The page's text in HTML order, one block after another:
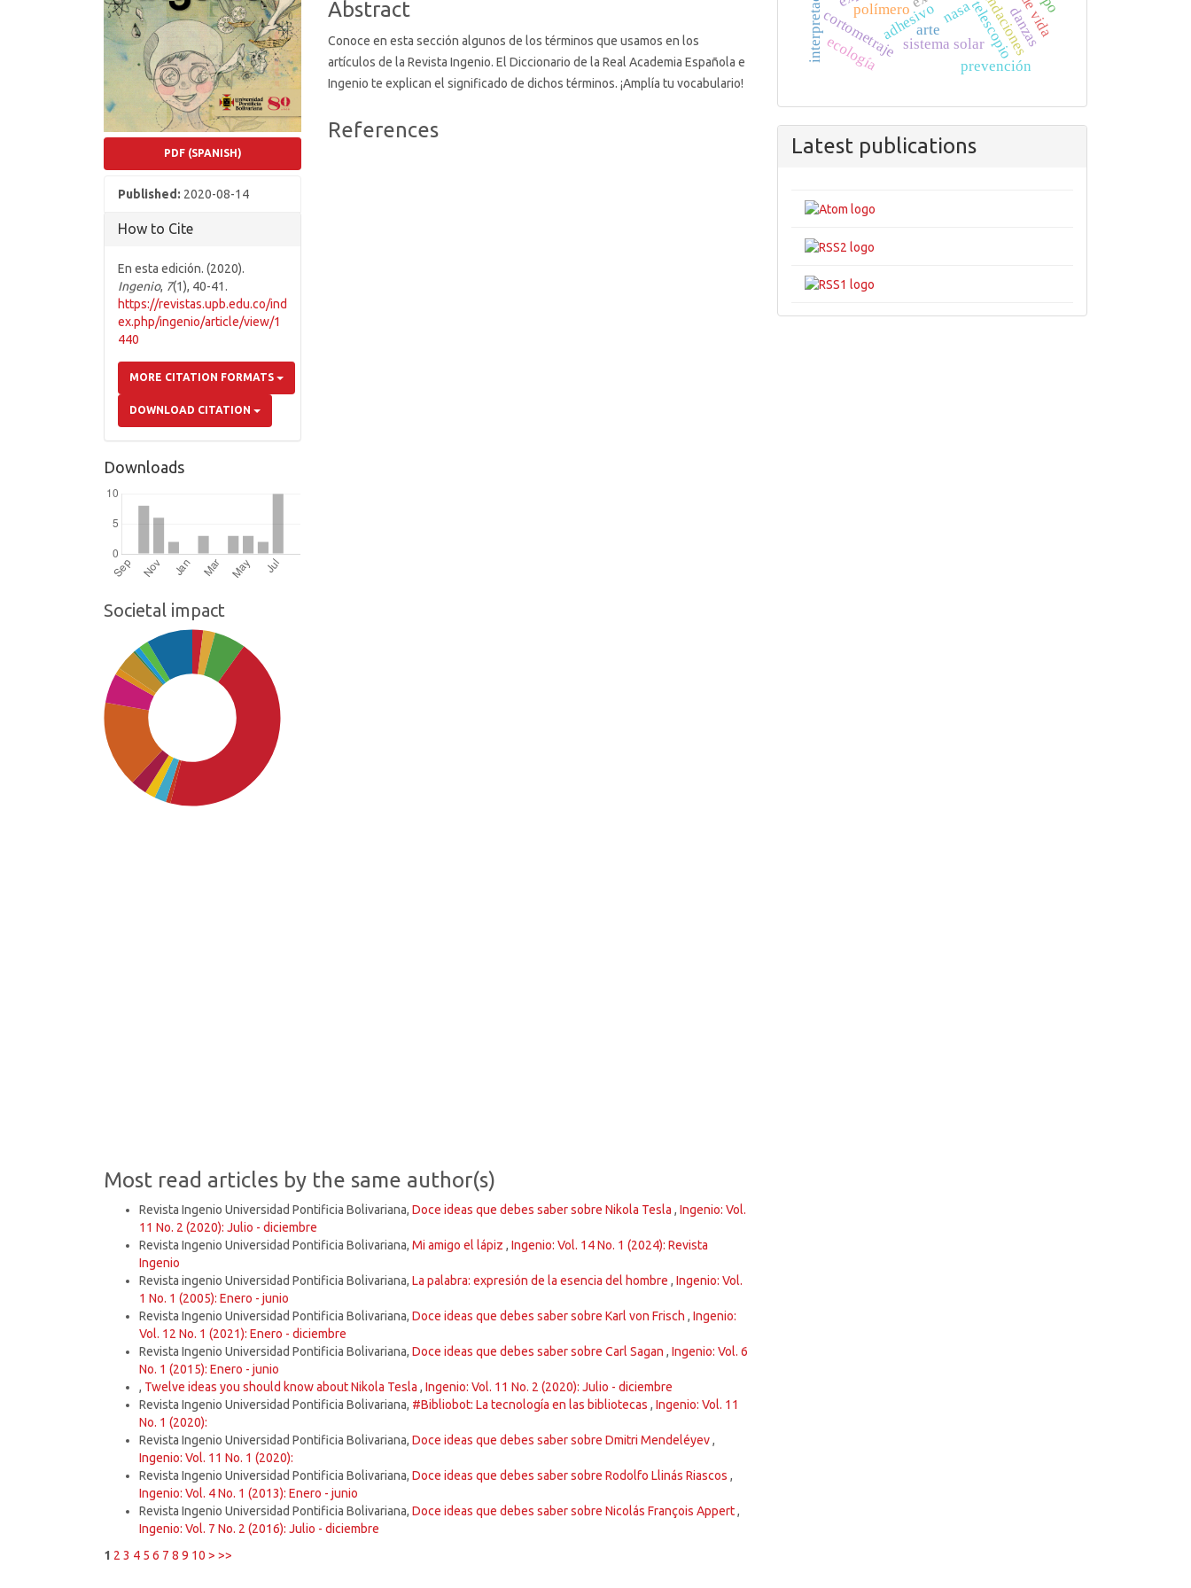
PDF (SPANISH)
Published: 2020-08-14
How to Cite
En esta edición. (2020).
Ingenio, 7(1), 40-41.
https://revistas.upb.edu.co/ind
ex.php/ingenio/article/view/1
440
MORE CITATION FORMATS
DOWNLOAD CITATION
Downloads
Societal impact
Abstract
Conoce en esta sección algunos de los términos que usamos en los
artículos de la Revista Ingenio. El Diccionario de la Real Academia Española e
Ingenio te explican el significado de dichos términos. ¡Amplía tu vocabulario!
Article
References
Most read articles by the same author(s)
Revista Ingenio Universidad Pontificia Bolivariana, Doce ideas que debes saber sobre Nikola Tesla , Ingenio: Vol.
11 No. 2 (2020): Julio - diciembre
Revista Ingenio Universidad Pontificia Bolivariana, Mi amigo el lápiz , Ingenio: Vol. 14 No. 1 (2024): Revista
Ingenio
Revista ingenio Universidad Pontificia Bolivariana, La palabra: expresión de la esencia del hombre , Ingenio: Vol.
1 No. 1 (2005): Enero - junio
Revista Ingenio Universidad Pontificia Bolivariana, Doce ideas que debes saber sobre Karl von Frisch , Ingenio:
Vol. 12 No. 1 (2021): Enero - diciembre
Revista Ingenio Universidad Pontificia Bolivariana, Doce ideas que debes saber sobre Carl Sagan , Ingenio: Vol. 6
No. 1 (2015): Enero - junio
, Twelve ideas you should know about Nikola Tesla , Ingenio: Vol. 11 No. 2 (2020): Julio - diciembre
Revista Ingenio Universidad Pontificia Bolivariana, #Bibliobot: La tecnología en las bibliotecas , Ingenio: Vol. 11
No. 1 (2020):
Revista Ingenio Universidad Pontificia Bolivariana, Doce ideas que debes saber sobre Dmitri Mendeléyev,
Ingenio: Vol. 11 No. 1 (2020):
Revista Ingenio Universidad Pontificia Bolivariana, Doce ideas que debes saber sobre Rodolfo Llinás Riascos ,
Ingenio: Vol. 4 No. 1 (2013): Enero - junio
Revista Ingenio Universidad Pontificia Bolivariana, Doce ideas que debes saber sobre Nicolás François Appert,
Ingenio: Vol. 7 No. 2 (2016): Julio - diciembre
1 2 3 4 5 6 7 8 9 10 > >>
polímero
adhesivo telescopio
nasa
sistema solar
cortometraje
interpretación inundaciones
ecología prevención
arte danzas
Latest publications